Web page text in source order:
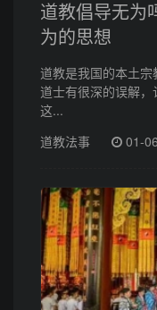
道教倡导无为
为的思想
道教是我国的本土
道士有很深的误解
这...
道教法事
01-06